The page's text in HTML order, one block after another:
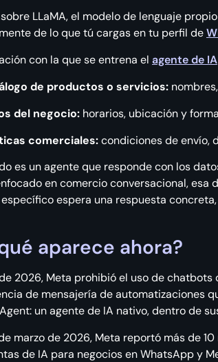
LLaMA, el modelo de lenguaje
de lo que tú cargas en tu perfil de
con la que se entrena el agente de IA
de productos o servicios:
del negocio: horarios, ubicación y
comerciales:condiciones de envío,
es un agente que responde con los
en comercio conversacional,
espera una respuesta
aparece ahora?
2026, Meta prohibió el uso de
de mensajería de automatizaciones
un agente de IA nativo, dentro de
marzo de 2026, Meta reportó más de
de IA para negocios en WhatsApp y